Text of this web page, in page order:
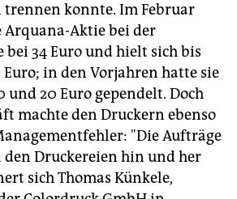
konnte. Im Februar
Aktie bei der
34 Euro und hielt sich bis
Euro; in den Vorjahren hatte sie
und 20 Euro gependelt. Doch
machte den Druckern ebenso
"Die Aufträge
den Druckereien hin und her
sich Thomas Künkele,